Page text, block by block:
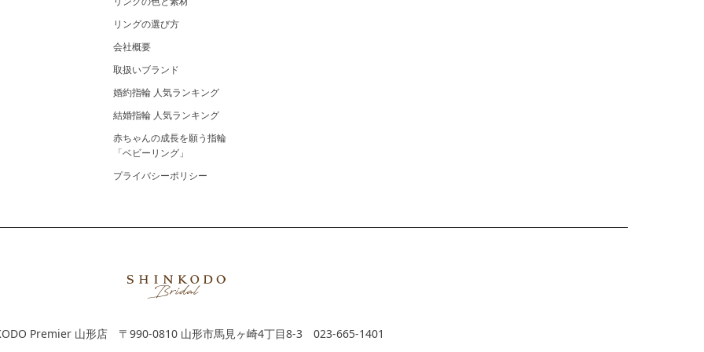
リングの選び方
会社概要
取扱いブランド
婚約指輪 人気ランキング
結婚指輪 人気ランキング
赤ちゃんの成長を願う指輪
「ベビーリング」
プライバシーポリシー
Premier 山形店 〒990-0810 山形市馬見ヶ崎4丁目8-3 023-665-1401